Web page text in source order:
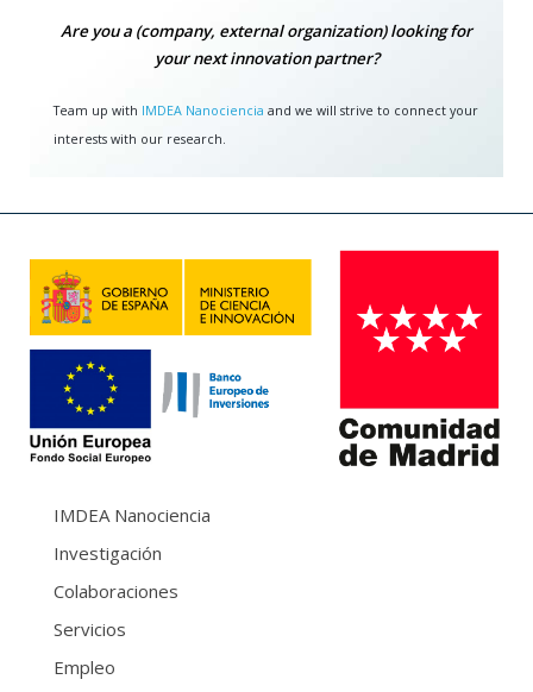
Are you a (company, external organization) looking for
your next innovation partner?
Team up with IMDEA Nanociencia and we will strive to connect your
interests with our research.
IMDEA Nanociencia
Investigación
Colaboraciones
Servicios
Empleo